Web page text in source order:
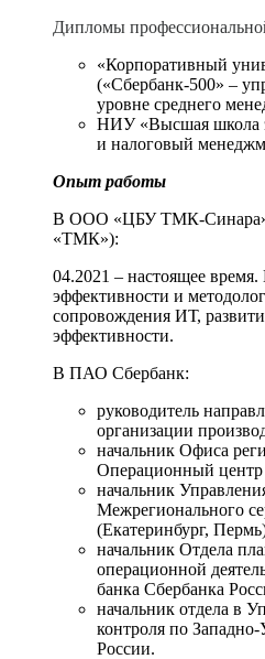
Дипломы
«Корпоративный
(«Сбербанк-500» –
уровне среднего
НИУ «Высшая школа
и налоговый
Опыт работы
В ООО «ЦБУ ТМК-Синара»
«ТМК»):
04.2021 – настоящее время.
эффективности и
сопровождения ИТ,
эффективности.
В ПАО Сбербанк:
руководитель
организации
начальник Офиса
Операционный центр
начальник
Межрегионального
(Екатеринбург,
начальник Отдела
операционной
банка Сбербанка
начальник отдела в
контроля по
России.